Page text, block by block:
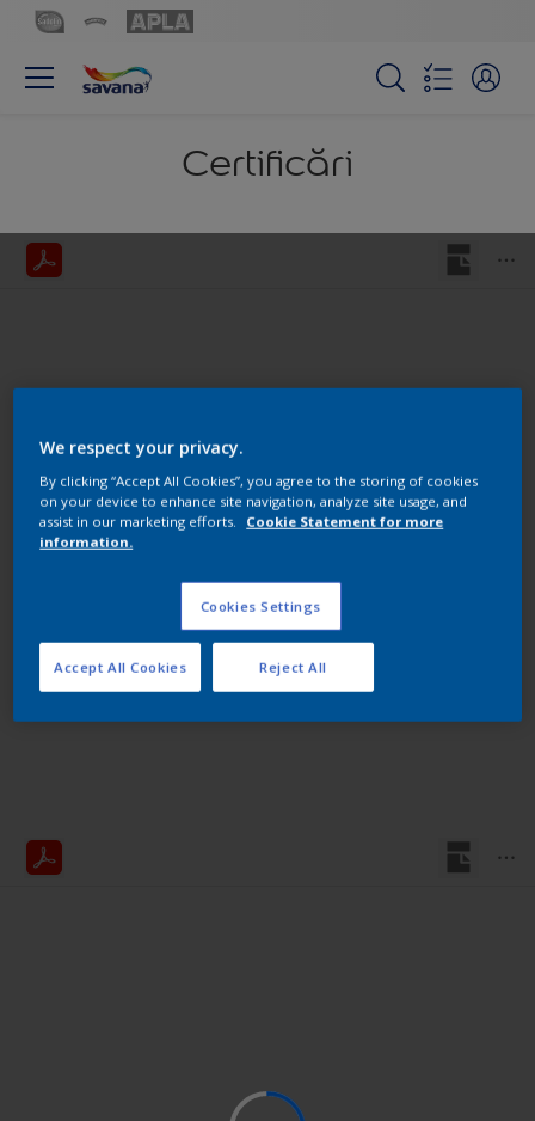
Certificări
We respect your privacy.
By clicking “Accept All Cookies”, you agree to the storing of cookies
on your device to enhance site navigation, analyze site usage, and
assist in our marketing efforts.
Cookie Statement for more
information.
Cookies Settings
Reject All
Accept All Cookies